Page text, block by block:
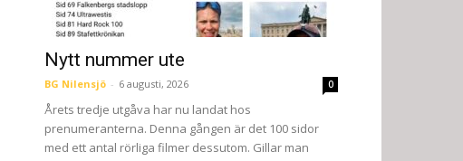
Nytt nummer ute
BG Nilensjö - 6 augusti, 2026 0
Årets tredje utgåva har nu landat hos
prenumeranterna. Denna gången är det 100 sidor
med ett antal rörliga filmer dessutom. Gillar man